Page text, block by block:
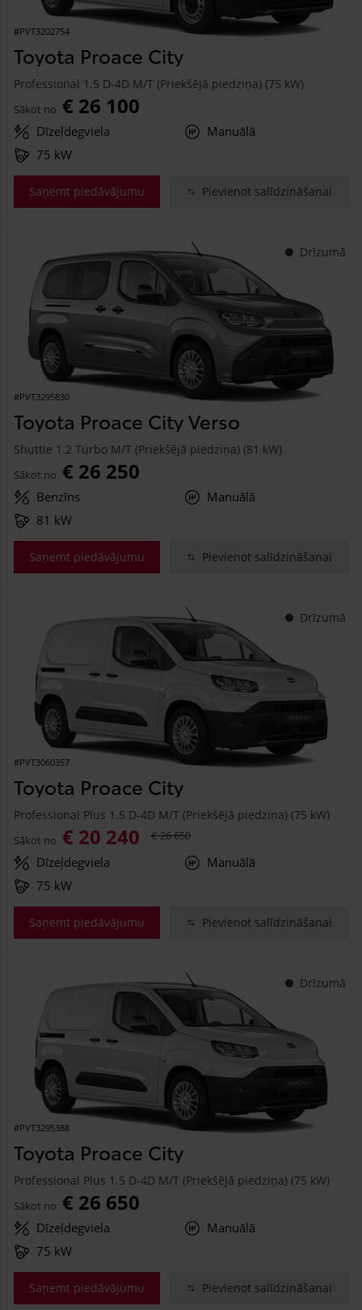
#PVT3202754
Toyota Proace City
Professional 1.5 D-4D M/T (Priekšējā piedziņa) (75 kW)
Sākot no € 26 100
Dīzeļdegviela
Manuālā
75 kW
Saņemt piedāvājumu Pievienot salīdzināšanai
Drīzumā
#PVT3295830
Toyota Proace City Verso
Shuttle 1.2 Turbo M/T (Priekšējā piedziņa) (81 kW)
Sākot no € 26 250
Benzīns
Manuālā
81 kW
Saņemt piedāvājumu Pievienot salīdzināšanai
Drīzumā
#PVT3060357
Toyota Proace City
Professional Plus 1.5 D-4D M/T (Priekšējā piedziņa) (75 kW)
Sākot no € 20 240 € 26 650
Dīzeļdegviela
Manuālā
75 kW
Saņemt piedāvājumu Pievienot salīdzināšanai
Drīzumā
#PVT3295388
Toyota Proace City
Professional Plus 1.5 D-4D M/T (Priekšējā piedziņa) (75 kW)
Sākot no € 26 650
Dīzeļdegviela
Manuālā
75 kW
Saņemt piedāvājumu Pievienot salīdzināšanai